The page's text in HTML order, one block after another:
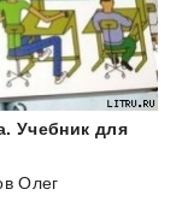
Учебник для
Олег